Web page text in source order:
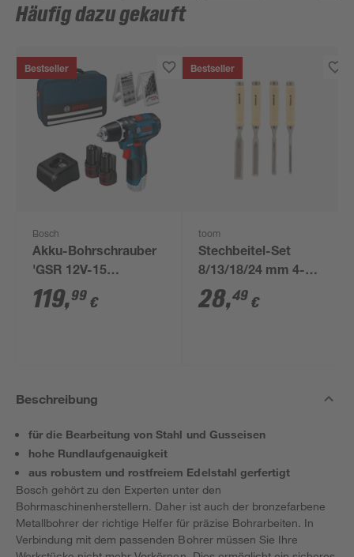
Häufig dazu gekauft
Bestseller
Bosch
Akku-Bohrschrauber
'GSR 12V-15
Professional' mit 2
Akkus, Tasche und
119,99 €
Bestseller
toom
Stechbeitel-Set
8/13/18/24 mm 4-
teilig
28,49 €
Beschreibung
für die Bearbeitung von Stahl und Gusseisen
hohe Rundlaufgenauigkeit
aus robustem und rostfreiem Edelstahl gerfertigt
Bosch gehört zu den Experten unter den
Bohrmaschinenherstellern. Daher ist auch der bronzefarbene
Metallbohrer der richtige Helfer für präzise Bohrarbeiten. In
Verbindung mit dem passenden Bohrer müssen Sie Ihre